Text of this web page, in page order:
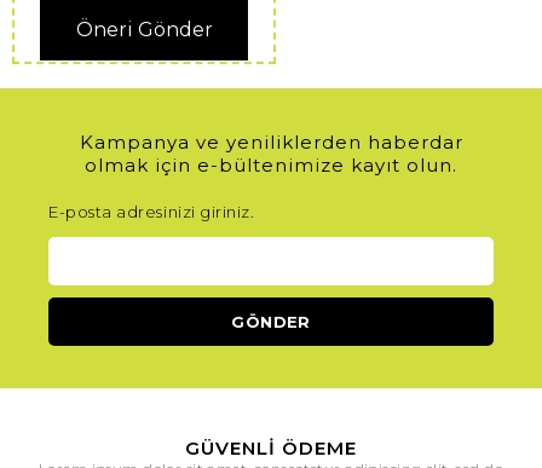
Öneri Gönder
Kampanya ve yeniliklerden haberdar
olmak için e-bültenimize kayıt olun.
E-posta adresinizi giriniz.
GÜVENLI ÖDEME